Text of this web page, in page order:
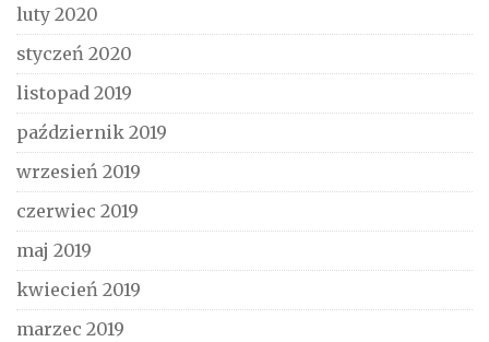
luty 2020
styczeń 2020
listopad 2019
październik 2019
wrzesień 2019
czerwiec 2019
maj 2019
kwiecień 2019
marzec 2019